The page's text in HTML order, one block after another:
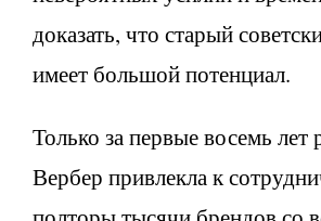
доказать, что старый
имеет большой потенциал.
Только за первые восемь
Вербер привлекла к